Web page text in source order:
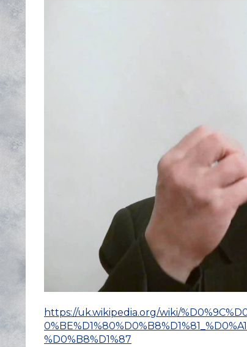
https://uk.wikipedia.org/wiki/
%D0%B8%D1%87